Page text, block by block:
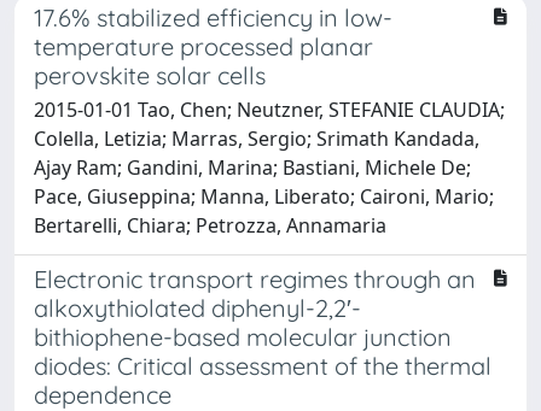
17.6% stabilized efficiency in low-
temperature processed planar
perovskite solar cells
2015-01-01 Tao, Chen; Neutzner, STEFANIE CLAUDIA;
Colella, Letizia; Marras, Sergio; Srimath Kandada,
Ajay Ram; Gandini, Marina; Bastiani, Michele De;
Pace, Giuseppina; Manna, Liberato; Caironi, Mario;
Bertarelli, Chiara; Petrozza, Annamaria
Electronic transport regimes through an
alkoxythiolated diphenyl-2,2′-
bithiophene-based molecular junction
diodes: Critical assessment of the thermal
dependence